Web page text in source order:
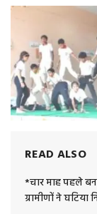
READ ALSO
*चार माह पहले
ग्रामीणों ने घटिया